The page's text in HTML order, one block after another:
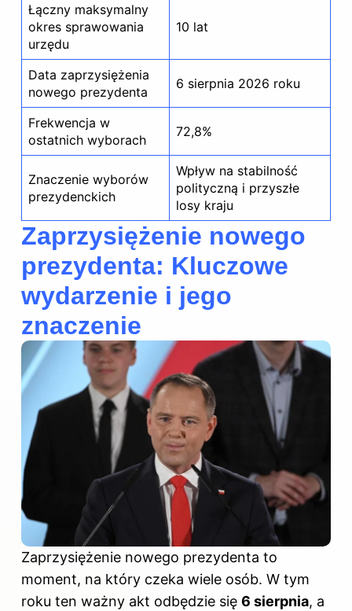
Łączny maksymalny
okres sprawowania
urzędu
10 lat
Data zaprzysiężenia
nowego prezydenta
6 sierpnia 2026 roku
Frekwencja w
ostatnich wyborach
72,8%
Znaczenie wyborów
prezydenckich
Wpływ na stabilność
polityczną i przyszłe
losy kraju
Zaprzysiężenie nowego
prezydenta: Kluczowe
wydarzenie i jego
znaczenie
Zaprzysiężenie nowego prezydenta to
moment, na który czeka wiele osób. W tym
roku ten ważny akt odbędzie się 6 sierpnia, a